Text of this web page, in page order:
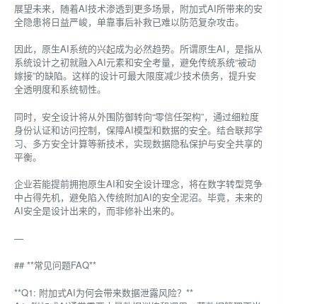
展望未来，随着AI技术渗透到更多场景，附加式AI所带来的安
全隐患将日益严峻，单靠事后补救已难以防范复杂攻击。
因此，原生AI系统的兴起成为必然趋势。所谓原生AI，是指从
系统设计之初就融入AI元素和安全考量，避免传统系统“被动
嫁接”的缺陷。这样的设计可最大限度减少技术债务，提升安
全透明度和系统韧性。
同时，安全设计将从外围防御转向“零信任架构”，通过细粒度
身份认证和访问控制，保障AI模型和数据的安全。结合联邦学
习、多方安全计算等新技术，实现数据隐私保护与安全共享的
平衡。
企业若能提前拥抱原生AI和安全设计理念，将在数字转型竞争
中占得先机，避免陷入传统附加AI的安全泥沼。毕竟，未来的
AI安全是设计出来的，而非修补出来的。
—
## **常见问题FAQ**
**Q1: 附加式AI为何会带来数据泄露风险？**